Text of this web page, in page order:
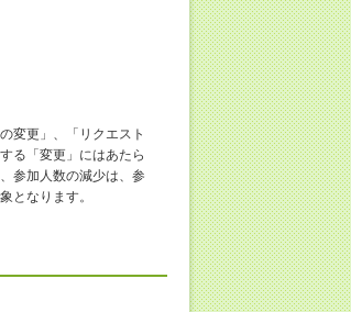
変更」、「リクエスト
る「変更」にはあたら
参加人数の減少は、参
となります。